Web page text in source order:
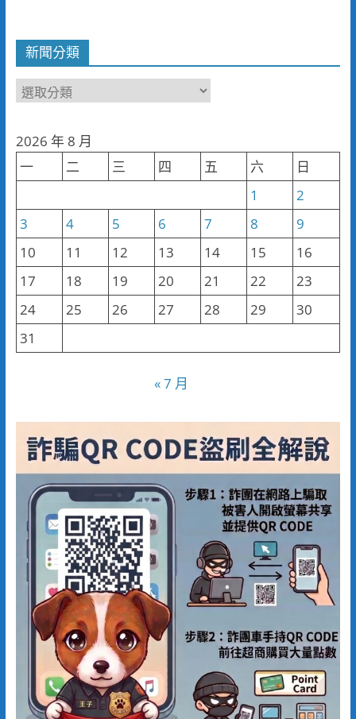
新聞分類
新
類
2026 年 8 月
一
二 三 四 五 六
日
1
2
3
4 5 6 7 8
9
10
11 12 13 14 15
16
17
18 19 20 21 22
23
24
25 26 27 28 29
30
31
« 7 月